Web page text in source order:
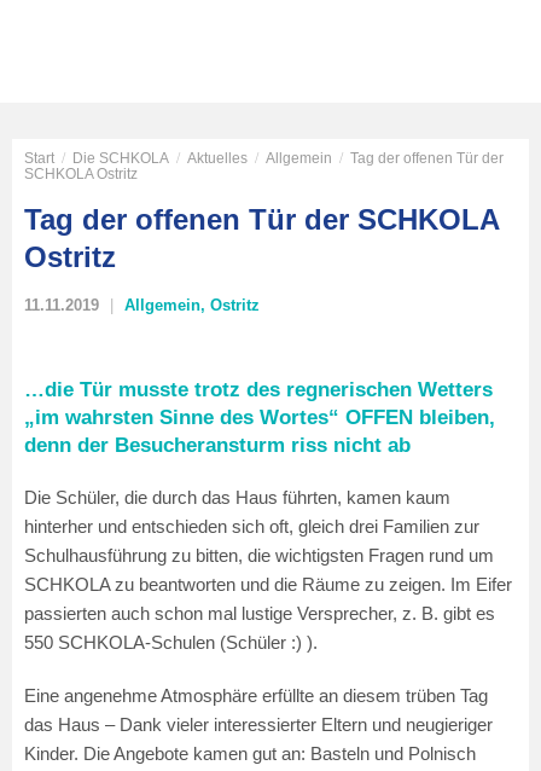
Start / Die SCHKOLA / Aktuelles / Allgemein / Tag der offenen Tür der
SCHKOLA Ostritz
Tag der offenen Tür der SCHKOLA
Ostritz
11.11.2019 Allgemein, Ostritz
…die Tür musste trotz des regnerischen Wetters
„im wahrsten Sinne des Wortes“ OFFEN bleiben,
denn der Besucheransturm riss nicht ab
Die Schüler, die durch das Haus führten, kamen kaum
hinterher und entschieden sich oft, gleich drei Familien zur
Schulhausführung zu bitten, die wichtigsten Fragen rund um
SCHKOLA zu beantworten und die Räume zu zeigen. Im Eifer
passierten auch schon mal lustige Versprecher, z. B. gibt es
550 SCHKOLA-Schulen (Schüler :) ).
Eine angenehme Atmosphäre erfüllte an diesem trüben Tag
das Haus – Dank vieler interessierter Eltern und neugieriger
Kinder. Die Angebote kamen gut an: Basteln und Polnisch